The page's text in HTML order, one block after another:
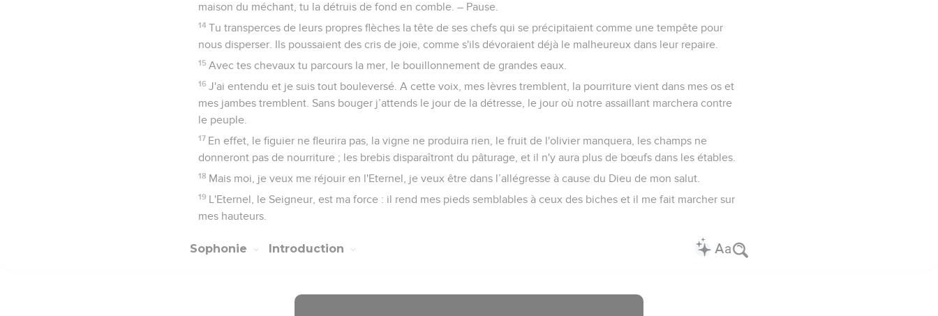
maison du méchant, tu la détruis de fond en comble. – Pause.
14 Tu transperces de leurs propres flèches la tête de ses chefs qui se précipitaient comme une tempête pour
nous disperser. Ils poussaient des cris de joie, comme s'ils dévoraient déjà le malheureux dans leur repaire.
15 Avec tes chevaux tu parcours la mer, le bouillonnement de grandes eaux.
16 J'ai entendu et je suis tout bouleversé. A cette voix, mes lèvres tremblent, la pourriture vient dans mes os et
mes jambes tremblent. Sans bouger j’attends le jour de la détresse, le jour où notre assaillant marchera contre
le peuple.
17 En effet, le figuier ne fleurira pas, la vigne ne produira rien, le fruit de l'olivier manquera, les champs ne
donneront pas de nourriture ; les brebis disparaîtront du pâturage, et il n'y aura plus de bœufs dans les étables.
18 Mais moi, je veux me réjouir en l'Eternel, je veux être dans l’allégresse à cause du Dieu de mon salut.
19 L'Eternel, le Seigneur, est ma force : il rend mes pieds semblables à ceux des biches et il me fait marcher sur
mes hauteurs.
Sophonie Introduction